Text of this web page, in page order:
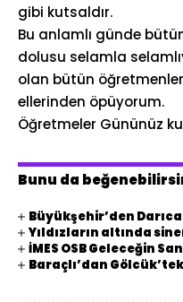
gibi kutsaldır.
Bu anlamlı günde
dolusu selamla
olan bütün
ellerinden öpüyorum.
Öğretmeler Gününüz
Bunu da
Büyükşehir’den
Yıldızların altında
İMES OSB Geleceğin
Baraçlı’dan